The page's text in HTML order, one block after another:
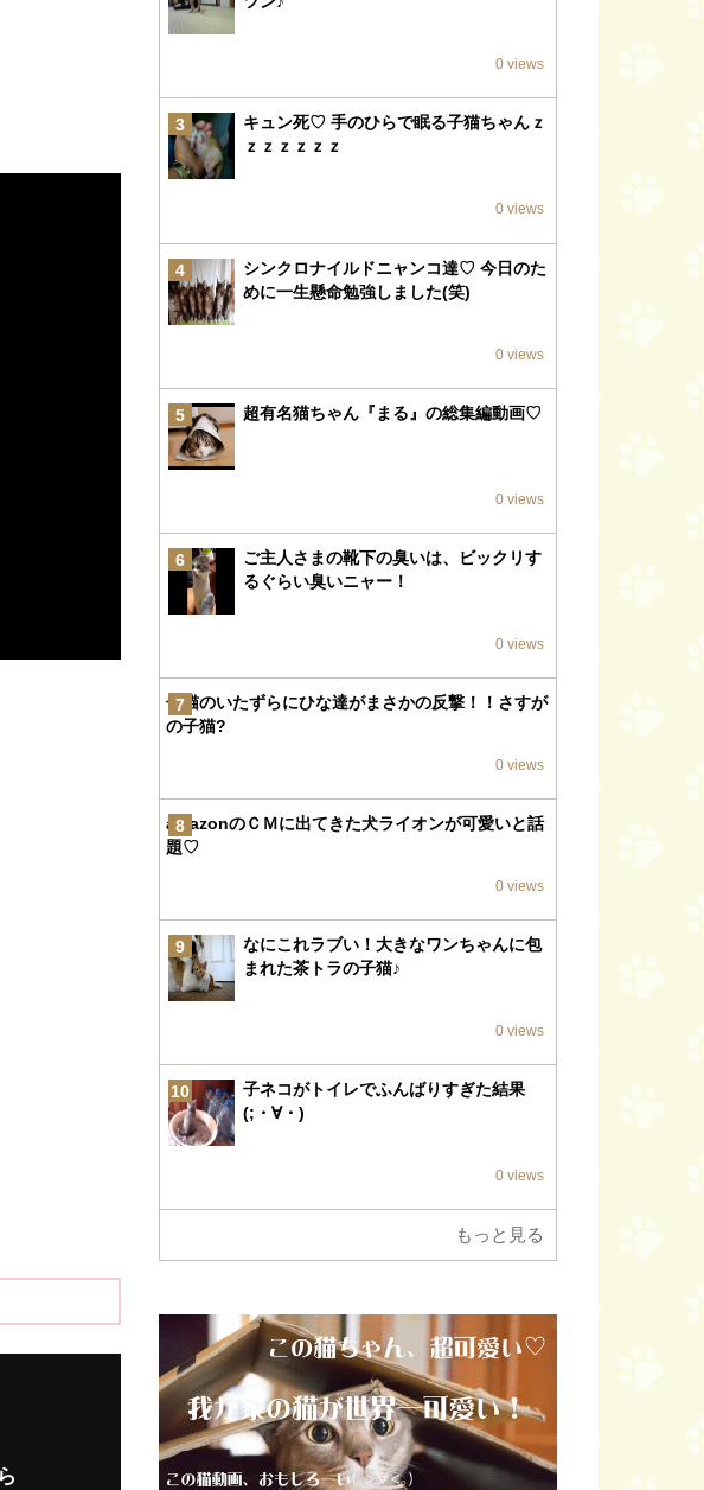
0 views
3
キュン死♡ 手のひらで眠る子猫ちゃんｚ
ｚｚｚｚｚｚ
0 views
4
シンクロナイルドニャンコ達♡ 今日のた
めに一生懸命勉強しました(笑)
0 views
5 超有名猫ちゃん『まる』の総集編動画♡
0 views
6
ご主人さまの靴下の臭いは、ビックリす
るぐらい臭いニャー！
0 views
7
子猫のいたずらにひな達がまさかの反撃！！さすが
の子猫?
0 views
8
amazonのＣＭに出てきた犬ライオンが可愛いと話
題♡
0 views
9
なにこれラブい！大きなワンちゃんに包
まれた茶トラの子猫♪
0 views
10
子ネコがトイレでふんばりすぎた結果
(;・∀・)
0 views
もっと見る